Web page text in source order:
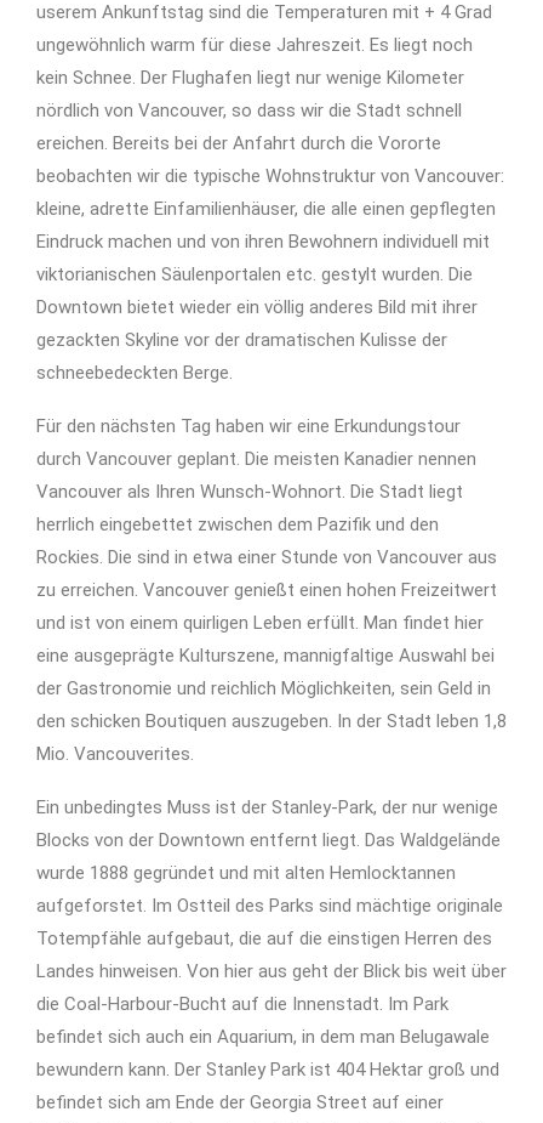
userem Ankunftstag sind die Temperaturen mit + 4 Grad
ungewöhnlich warm für diese Jahreszeit. Es liegt noch
kein Schnee. Der Flughafen liegt nur wenige Kilometer
nördlich von Vancouver, so dass wir die Stadt schnell
ereichen. Bereits bei der Anfahrt durch die Vororte
beobachten wir die typische Wohnstruktur von Vancouver:
kleine, adrette Einfamilienhäuser, die alle einen gepflegten
Eindruck machen und von ihren Bewohnern individuell mit
viktorianischen Säulenportalen etc. gestylt wurden. Die
Downtown bietet wieder ein völlig anderes Bild mit ihrer
gezackten Skyline vor der dramatischen Kulisse der
schneebedeckten Berge.
Für den nächsten Tag haben wir eine Erkundungstour
durch Vancouver geplant. Die meisten Kanadier nennen
Vancouver als Ihren Wunsch-Wohnort. Die Stadt liegt
herrlich eingebettet zwischen dem Pazifik und den
Rockies. Die sind in etwa einer Stunde von Vancouver aus
zu erreichen. Vancouver genießt einen hohen Freizeitwert
und ist von einem quirligen Leben erfüllt. Man findet hier
eine ausgeprägte Kulturszene, mannigfaltige Auswahl bei
der Gastronomie und reichlich Möglichkeiten, sein Geld in
den schicken Boutiquen auszugeben. In der Stadt leben 1,8
Mio. Vancouverites.
Ein unbedingtes Muss ist der Stanley-Park, der nur wenige
Blocks von der Downtown entfernt liegt. Das Waldgelände
wurde 1888 gegründet und mit alten Hemlocktannen
aufgeforstet. Im Ostteil des Parks sind mächtige originale
Totempfähle aufgebaut, die auf die einstigen Herren des
Landes hinweisen. Von hier aus geht der Blick bis weit über
die Coal-Harbour-Bucht auf die Innenstadt. Im Park
befindet sich auch ein Aquarium, in dem man Belugawale
bewundern kann. Der Stanley Park ist 404 Hektar groß und
befindet sich am Ende der Georgia Street auf einer